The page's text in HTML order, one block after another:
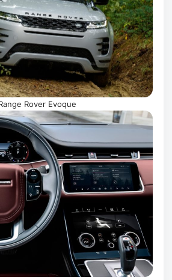
Rover Evoque